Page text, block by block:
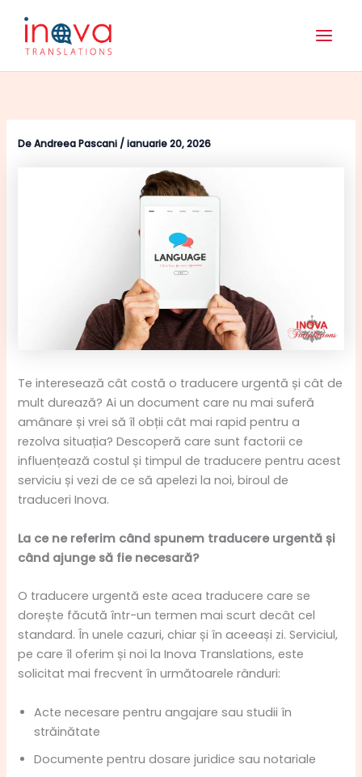
content
De Andreea Pascani /ianuarie 20, 2026
Te interesează cât costă o traducere urgentă și cât de
mult durează? Ai un document care nu mai suferă
amânare și vrei să îl obții cât mai rapid pentru a
rezolva situația? Descoperă care sunt factorii ce
influențează costul și timpul de traducere pentru acest
serviciu și vezi de ce să apelezi la noi, biroul de
traduceri Inova.
La ce ne referim când spunem traducere urgentă și
când ajunge să fie necesară?
O traducere urgentă este acea traducere care se
dorește făcută într-un termen mai scurt decât cel
standard. În unele cazuri, chiar și în aceeași zi. Serviciul,
pe care îl oferim și noi la Inova Translations, este
solicitat mai frecvent în următoarele rânduri:
Acte necesare pentru angajare sau studii în
străinătate
Documente pentru dosare juridice sau notariale